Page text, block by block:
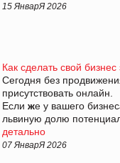
15 ЯнварЯ 2026
Как сделать свой
Сегодня без
присутствовать онлайн.
Если же у вашего
львиную долю
детально
07 ЯнварЯ 2026